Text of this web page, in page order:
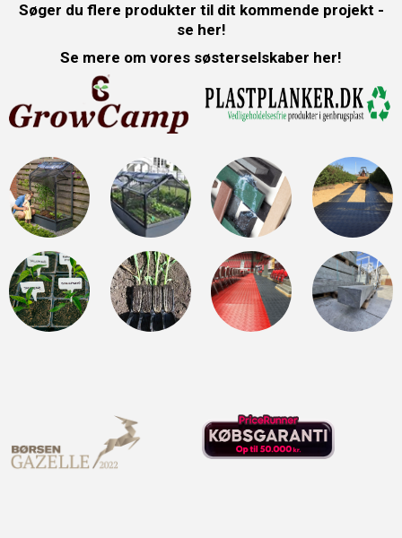
Søger du flere produkter til dit kommende projekt -
se her!
Se mere om vores søsterselskaber her!